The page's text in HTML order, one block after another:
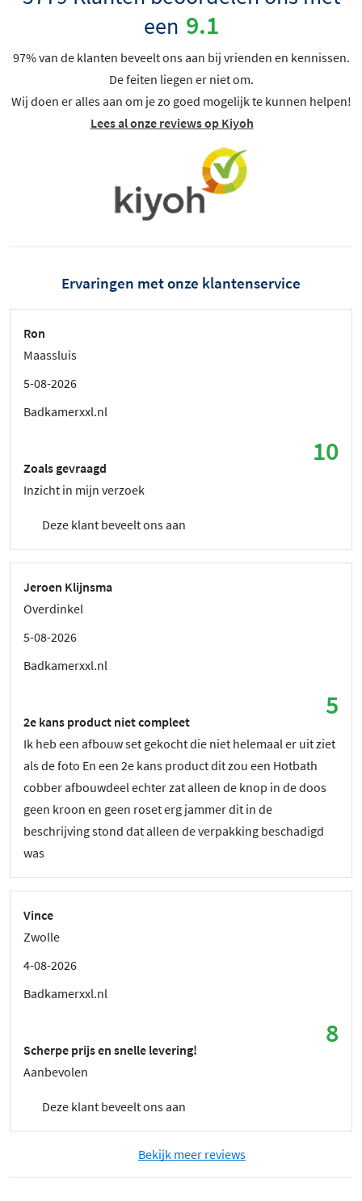
een 9.1
97% van de klanten beveelt ons aan bij vrienden en kennissen.
De feiten liegen er niet om.
Wij doen er alles aan om je zo goed mogelijk te kunnen helpen!
Lees al onze reviews op Kiyoh
Ervaringen met onze klantenservice
Ron
Maassluis
5-08-2026
Badkamerxxl.nl
10
Zoals gevraagd
Inzicht in mijn verzoek
Deze klant beveelt ons aan
Jeroen Klijnsma
Overdinkel
5-08-2026
Badkamerxxl.nl
5
2e kans product niet compleet
Ik heb een afbouw set gekocht die niet helemaal er uit ziet
als de foto En een 2e kans product dit zou een Hotbath
cobber afbouwdeel echter zat alleen de knop in de doos
geen kroon en geen roset erg jammer dit in de
beschrijving stond dat alleen de verpakking beschadigd
was
Vince
Zwolle
4-08-2026
Badkamerxxl.nl
8
Scherpe prijs en snelle levering!
Aanbevolen
Deze klant beveelt ons aan
Bekijk meer reviews